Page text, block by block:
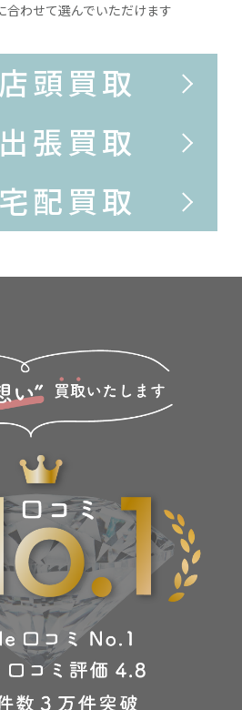
合わせて選んでいただけます
店頭買取
出張買取
宅配買取